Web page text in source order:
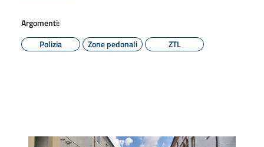
Argomenti:
Polizia
Zone pedonali ZTL